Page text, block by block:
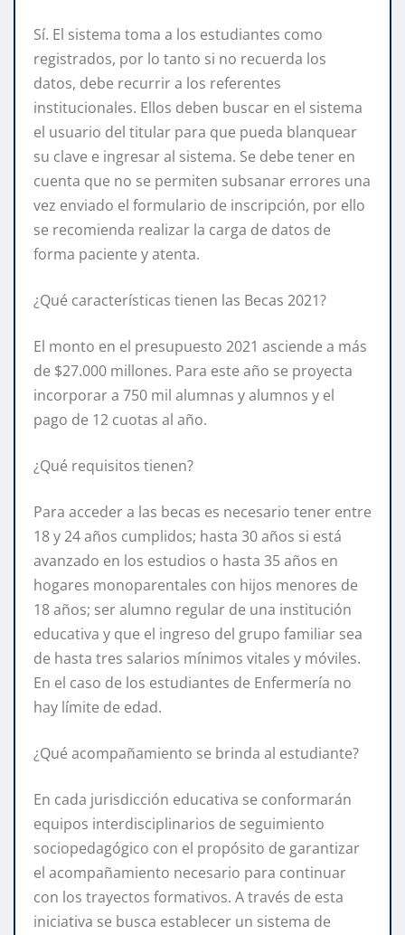
Sí. El sistema toma a los estudiantes como
registrados, por lo tanto si no recuerda los
datos, debe recurrir a los referentes
institucionales. Ellos deben buscar en el sistema
el usuario del titular para que pueda blanquear
su clave e ingresar al sistema. Se debe tener en
cuenta que no se permiten subsanar errores una
vez enviado el formulario de inscripción, por ello
se recomienda realizar la carga de datos de
forma paciente y atenta.
¿Qué características tienen las Becas 2021?
El monto en el presupuesto 2021 asciende a más
de $27.000 millones. Para este año se proyecta
incorporar a 750 mil alumnas y alumnos y el
pago de 12 cuotas al año.
¿Qué requisitos tienen?
Para acceder a las becas es necesario tener entre
18 y 24 años cumplidos; hasta 30 años si está
avanzado en los estudios o hasta 35 años en
hogares monoparentales con hijos menores de
18 años; ser alumno regular de una institución
educativa y que el ingreso del grupo familiar sea
de hasta tres salarios mínimos vitales y móviles.
En el caso de los estudiantes de Enfermería no
hay límite de edad.
¿Qué acompañamiento se brinda al estudiante?
En cada jurisdicción educativa se conformarán
equipos interdisciplinarios de seguimiento
sociopedagógico con el propósito de garantizar
el acompañamiento necesario para continuar
con los trayectos formativos. A través de esta
iniciativa se busca establecer un sistema de